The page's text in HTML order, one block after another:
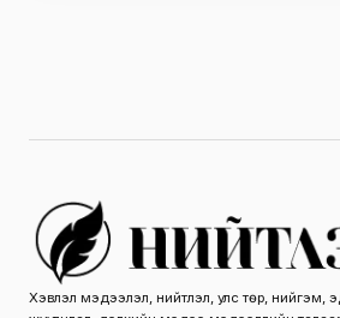
Хэвлэл мэдээлэл, нийтлэл, улс төр, нийгэм,